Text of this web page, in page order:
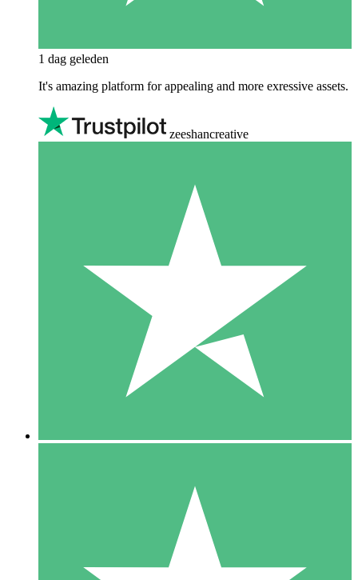
1 dag geleden
It's amazing platform for appealing and more exressive assets.
zeeshancreative